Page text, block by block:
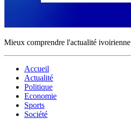
Mieux comprendre l'actualité ivoirienne
Accueil
Actualité
Politique
Economie
Sports
Société